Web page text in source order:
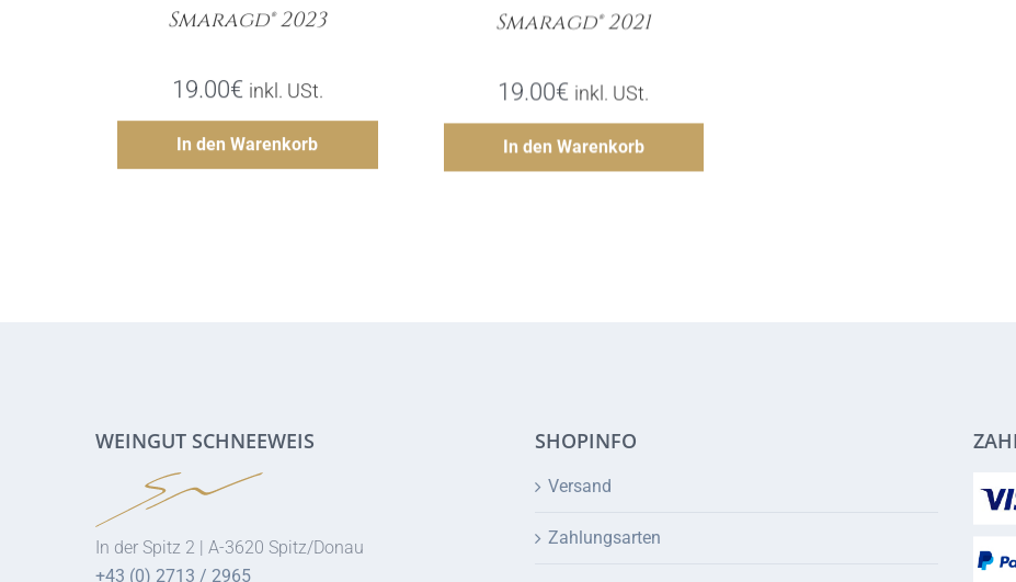
Smaragd® 2023
19.00€ inkl. USt.
In den Warenkorb
Menge
Hinzufügen
Smaragd® 2021
19.00€ inkl. USt.
In den Warenkorb
Menge
Hinzufügen
WEINGUT SCHNEEWEIS
In der Spitz 2 | A-3620 Spitz/Donau
+43 (0) 2713 / 2965
SHOPINFO
Versand
Zahlungsarten